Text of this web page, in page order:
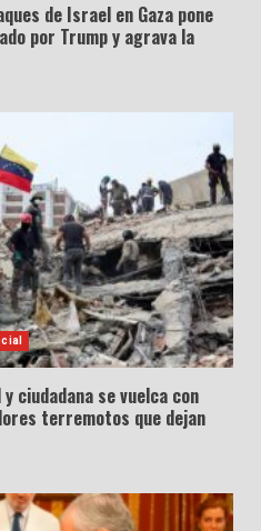
de Israel en Gaza pone
por Trump y agrava la
ciudadana se vuelca con
terremotos que dejan